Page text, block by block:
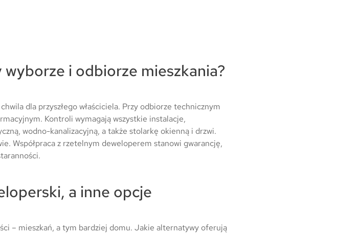
i odbiorze mieszkania?
dla przyszłego właściciela. Przy odbiorze technicznym
Kontroli wymagają wszystkie instalacje,
wodno-kanalizacyjną, a także stolarkę okienną i drzwi.
Współpraca z rzetelnym deweloperem stanowi gwarancję,
a inne opcje
– mieszkań, a tym bardziej domu. Jakie alternatywy oferują